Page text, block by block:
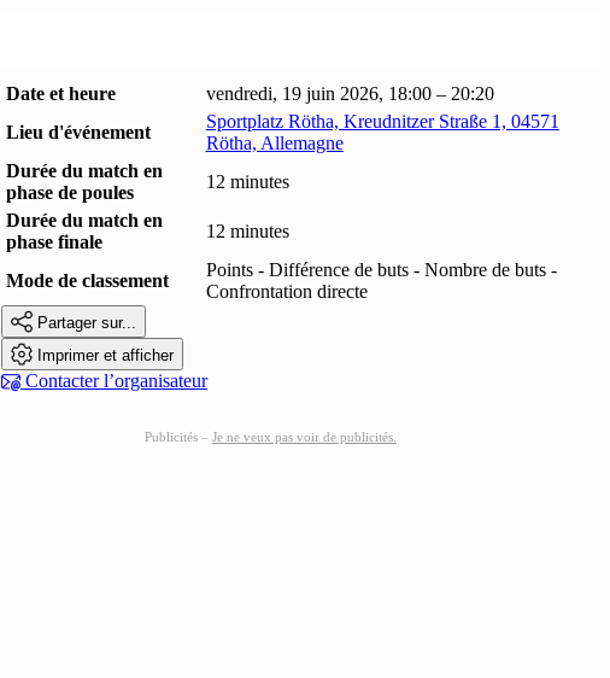
Date et heure
vendredi, 19 juin 2026, 18:00 – 20:20
Lieu d'événement
Sportplatz Rötha, Kreudnitzer Straße 1, 04571
Rötha, Allemagne
Durée du match en
phase de poules
12 minutes
Durée du match en
phase finale
12 minutes
Mode de classement
Points - Différence de buts - Nombre de buts -
Confrontation directe
 Partager sur...
 Imprimer et afficher
 Contacter l’organisateur
Publicités – Je ne veux pas voir de publicités.